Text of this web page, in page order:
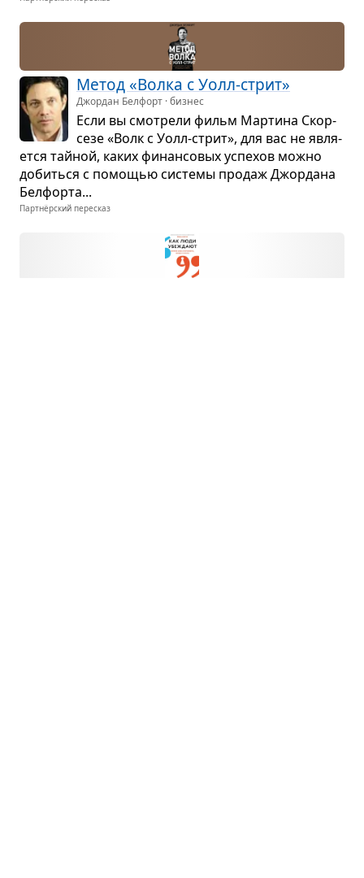
Метод «Волка с Уолл-стрит»
Джордан Белфорт · бизнес
Если вы смот­рели фильм Мар­тина Скор­
сезе «Волк с Уолл-стрит», для вас не явля­
ется тай­ной, каких финан­со­вых успе­хов можно
добиться с помо­щью системы про­даж Джор­дана
Бел­форта...
Партнёрский пересказ